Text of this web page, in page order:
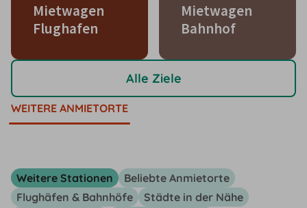
Mietwagen
Flughafen
Mietwagen
Bahnhof
Alle Ziele
WEITERE ANMIETORTE
Weitere Stationen
Beliebte Anmietorte
Flughäfen & Bahnhöfe
Städte in der Nähe